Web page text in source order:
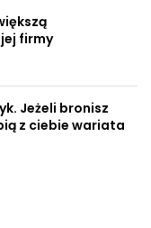
firmy
Jeżeli bronisz
z ciebie wariata